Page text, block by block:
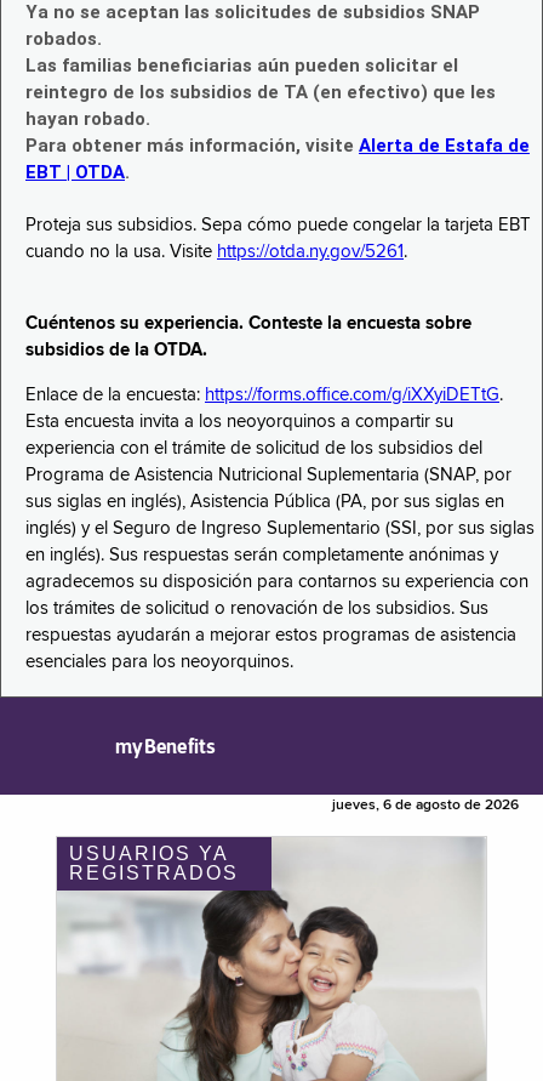
Ya no se aceptan las solicitudes de subsidios SNAP
robados.
Las familias beneficiarias aún pueden solicitar el
reintegro de los subsidios de TA (en efectivo) que les
hayan robado.
Para obtener más información, visite Alerta de Estafa de
EBT | OTDA.
Proteja sus subsidios. Sepa cómo puede congelar la tarjeta EBT
cuando no la usa. Visite https://otda.ny.gov/5261 .
Cuéntenos su experiencia. Conteste la encuesta sobre
subsidios de la OTDA.
Enlace de la encuesta: https://forms.office.com/g/iXXyiDETtG.
Esta encuesta invita a los neoyorquinos a compartir su
experiencia con el trámite de solicitud de los subsidios del
Programa de Asistencia Nutricional Suplementaria (SNAP, por
sus siglas en inglés), Asistencia Pública (PA, por sus siglas en
inglés) y el Seguro de Ingreso Suplementario (SSI, por sus siglas
en inglés). Sus respuestas serán completamente anónimas y
agradecemos su disposición para contarnos su experiencia con
los trámites de solicitud o renovación de los subsidios. Sus
respuestas ayudarán a mejorar estos programas de asistencia
esenciales para los neoyorquinos.
myBenefits
jueves, 6 de agosto de 2026
USUARIOS YA
REGISTRADOS